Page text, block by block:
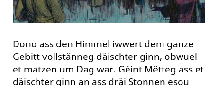
Dono ass den Himmel iwwert dem ganze
Gebitt vollstänneg däischter ginn, obwuel
et matzen um Dag war. Géint Mëtteg ass et
däischter ginn an ass dräi Stonnen esou